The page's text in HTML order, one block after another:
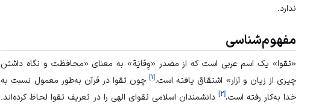
ندارد.
مفهوم‌شناسی
«تقوا» یک اسم عربی است که از مصدر «وِقایَة» به معنای «محافظت و نگاه داشتن
چیزی از زیان و آزار» اشتقاق یافته است.[۱]چون تقوا درقرآن به‌طور معمول نسبت به
خدابه‌کار رفته است،[۲] دانشمندان اسلامی تقوای الهی را در تعریف تقوا لحاظ کرده‌اند.